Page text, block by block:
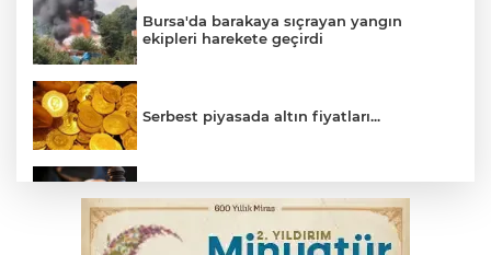
Bursa'da barakaya sıçrayan yangın
ekipleri harekete geçirdi
Serbest piyasada altın fiyatları...
Yargıtay’dan primle çalışanlara müjde